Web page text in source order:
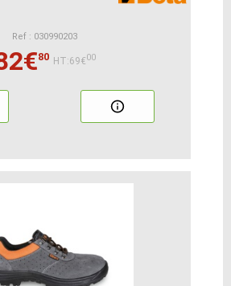
Ref : 030990203
80 HT:69€00